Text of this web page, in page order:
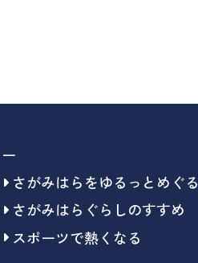
さがみはらをゆるっとめぐる
さがみはらぐらしのすすめ
スポーツで熱くなる